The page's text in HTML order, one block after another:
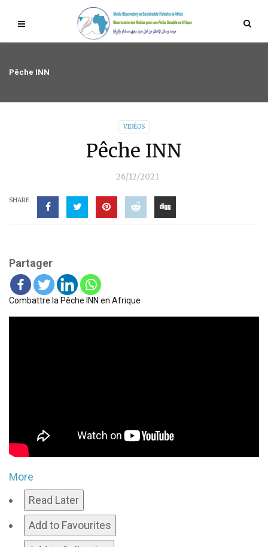
Pêche INN
VIDÉOS
Pêche INN
26/12/2021
SHARE
Partager
Combattre la Pêche INN en Afrique
More
Read Later
Add to Favourites